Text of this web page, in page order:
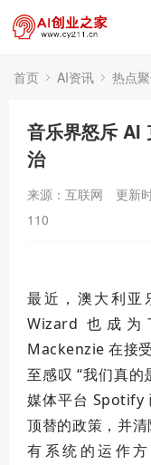
首页 AI资讯 热点
音乐界怒斥 AI
治
来源：互联网 更新
110
最近，澳大利亚
Wizard 也成
Mackenzie 在接
至感叹 “我们真的
媒体平台 Spotify
顶替的政策，并
有系统的运作